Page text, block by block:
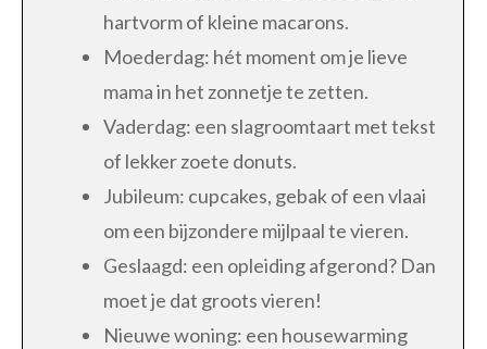
hartvorm of kleine macarons.
Moederdag: hét moment om je lieve
mama in het zonnetje te zetten.
Vaderdag: een slagroomtaart met tekst
of lekker zoete donuts.
Jubileum: cupcakes, gebak of een vlaai
om een bijzondere mijlpaal te vieren.
Geslaagd: een opleiding afgerond? Dan
moet je dat groots vieren!
Nieuwe woning: een housewarming